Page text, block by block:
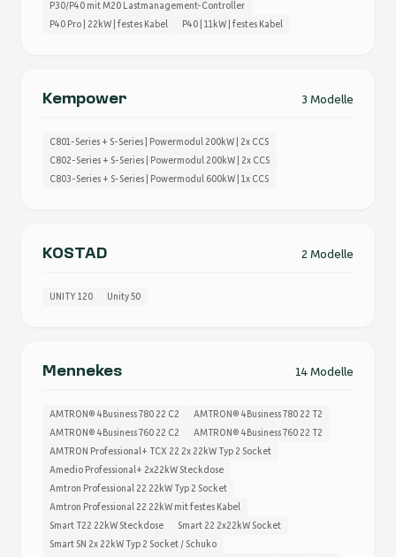
P30/P40 mit M20 Lastmanagement-Controller
P40 Pro | 22kW | festes Kabel
P40 | 11kW | festes Kabel
Kempower 3 Modelle
C801-Series + S-Series | Powermodul 200kW | 2x CCS
C802-Series + S-Series | Powermodul 200kW | 2x CCS
C803-Series + S-Series | Powermodul 600kW | 1x CCS
KOSTAD 2 Modelle
UNITY 120 Unity 50
Mennekes 14 Modelle
AMTRON® 4Business 780 22 C2
AMTRON® 4Business 780 22 T2
AMTRON® 4Business 760 22 C2
AMTRON® 4Business 760 22 T2
AMTRON Professional+ TCX 22 2x 22kW Typ 2 Socket
Amedio Professional+ 2x22kW Steckdose
Amtron Professional 22 22kW Typ 2 Socket
Amtron Professional 22 22kW mit festes Kabel
Smart T22 22kW Steckdose
Smart 22 2x22kW Socket
Smart SN 2x 22kW Typ 2 Socket / Schuko